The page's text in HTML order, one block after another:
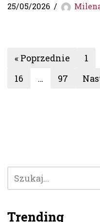
25/05/2026
« Poprzednie 1
16
… 97
Trending